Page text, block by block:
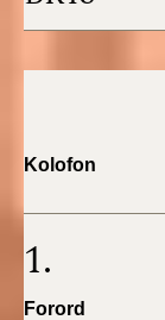
2022)
Kolofon
1.
Forord